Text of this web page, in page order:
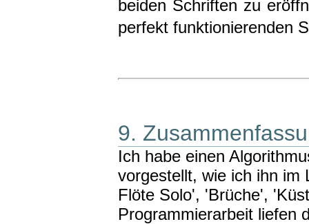
beiden Schriften zu
perfekt funktionierenden
9.
Ich habe einen
vorgestellt, wie ich ihn im
Flöte Solo', 'Brüche',
Programmierarbeit liefen